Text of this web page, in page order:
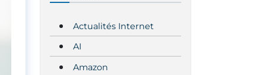
Actualités Internet
AI
Amazon